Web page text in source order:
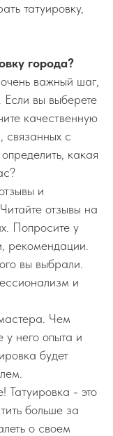
татуировку,
города?
важный шаг,
вы выберете
качественную
связанных с
какая
и
отзывы на
Попросите у
рекомендации.
вы выбрали.
и
Чем
у него опыта и
будет
Татуировка - это
больше за
о своем